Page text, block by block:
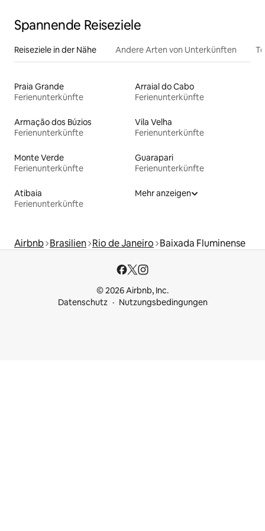
Spannende Reiseziele
Reiseziele in der Nähe Andere Arten von Unterkünften
Praia Grande
Ferienunterkünfte
Arraial do Cabo
Ferienunterkünfte
Armação dos Búzios
Ferienunterkünfte
Vila Velha
Ferienunterkünfte
Monte Verde
Ferienunterkünfte
Guarapari
Ferienunterkünfte
Atibaia
Ferienunterkünfte
Mehr anzeigen
Airbnb Brasilien Rio de Janeiro Baixada Fluminense
© 2026 Airbnb, Inc.
Datenschutz
Nutzungsbedingungen